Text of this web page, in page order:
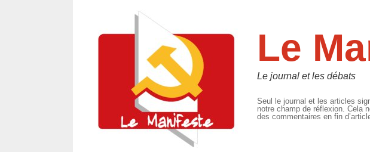
Le
Le journal et les débats
Seul le journal et les articles
notre champ de réflexion. Cela
des commentaires en fin